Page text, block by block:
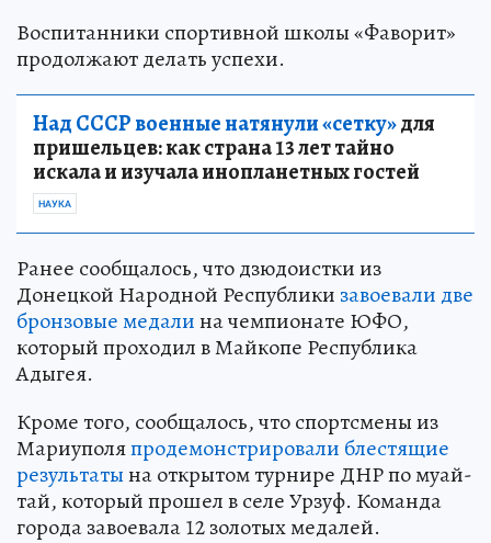
Воспитанники спортивной школы «Фаворит»
продолжают делать успехи.
Над СССР военные натянули «сетку»для
пришельцев: как страна 13 лет тайно
искала и изучала инопланетных гостей
НАУКА
Ранее сообщалось, что дзюдоистки из
Донецкой Народной Республики завоевали две
бронзовые медалина чемпионате ЮФО,
который проходил в Майкопе Республика
Адыгея.
Кроме того, сообщалось, что спортсмены из
Мариуполяпродемонстрировали блестящие
результатына открытом турнире ДНР по муай-
тай, который прошел в селе Урзуф. Команда
города завоевала 12 золотых медалей.